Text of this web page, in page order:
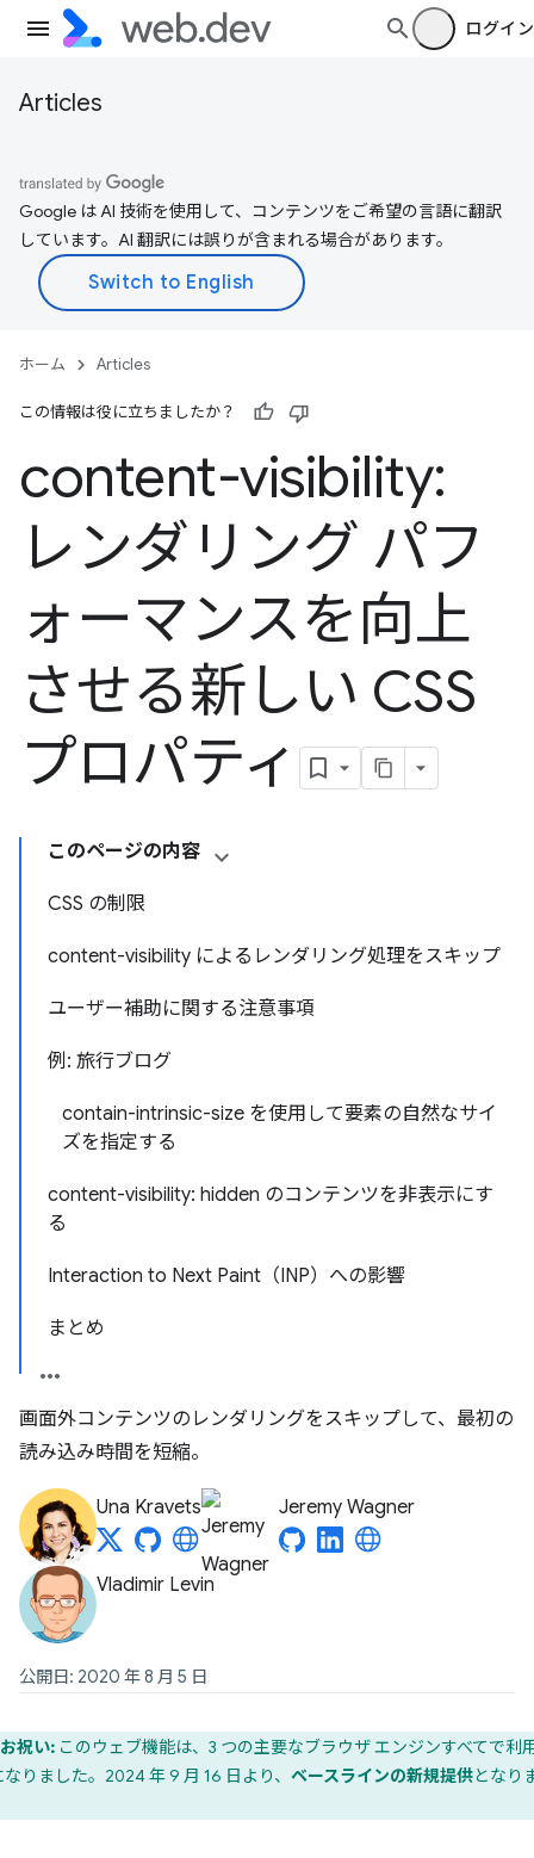
ログイン
Articles
Google は AI 技術を使用して、コンテンツをご希望の言語に翻訳
しています。AI 翻訳には誤りが含まれる場合があります。
ホーム Articles
この情報は役に立ちましたか？
content-visibility:
レンダリング パフ
ォーマンスを向上
させる新しい CSS
プロパティ
このページの内容
CSS の制限
content-visibility によるレンダリング処理をスキップ
ユーザー補助に関する注意事項
例: 旅行ブログ
contain-intrinsic-size を使用して要素の自然なサイ
ズを指定する
content-visibility: hidden のコンテンツを非表示にす
る
Interaction to Next Paint（INP）への影響
まとめ
画面外コンテンツのレンダリングをスキップして、最初の
読み込み時間を短縮。
Una Kravets Jeremy Wagner
Vladimir Levin
公開日: 2020 年 8 月 5 日
お祝い: このウェブ機能は、3 つの主要なブラウザ エンジンすべてで利
りました。2024 年 9 月 16 日より、 ベースラインの新規提供となり